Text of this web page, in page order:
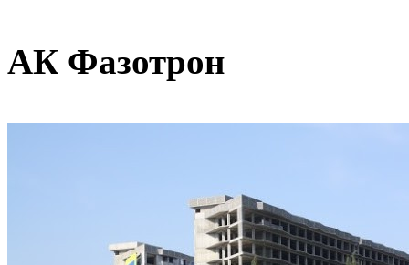
АК Фазотрон